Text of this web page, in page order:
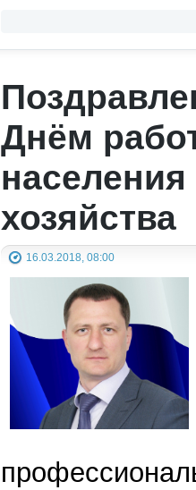
Днём
хозяйства
16.03.2018, 08:00